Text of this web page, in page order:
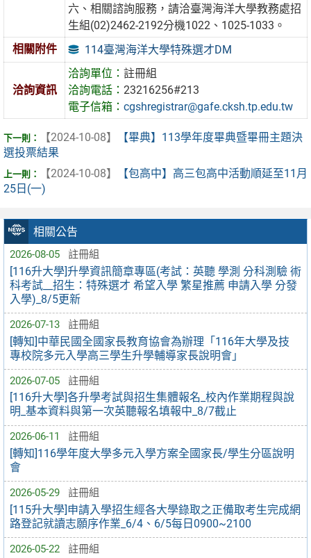
相關公告
2026-08-05 註冊組
[116升大學]升學資訊簡章專區(考試：英聽 學測 分科測驗 術
科考試__招生：特殊選才 希望入學 繁星推薦 申請入學 分發
入學)_8/5更新
2026-07-13 註冊組
[轉知]中華民國全國家長教育協會為辦理「116年大學及技
專校院多元入學高三學生升學輔導家長說明會」
2026-07-05 註冊組
[116升大學]各升學考試與招生集體報名_校內作業期程與說
明_基本資料與第一次英聽報名填報中_8/7截止
2026-06-11 註冊組
[轉知]116學年度大學多元入學方案全國家長/學生分區說明
會
2026-05-29 註冊組
[115升大學]申請入學招生經各大學錄取之正備取考生完成網
路登記就讀志願序作業_6/4、6/5每日0900~2100
2026-05-22 註冊組
六、相關諮詢服務，請洽臺灣海洋大學教務處招
生組(02)2462-2192分機1022、1025-1033。
相關附件
114臺灣海洋大學特殊選才DM
洽詢資訊
洽詢單位：註冊組
洽詢電話：23216256#213
電子信箱：cgshregistrar@gafe.cksh.tp.edu.tw
【2024-10-08】
【畢典】113學年度畢典暨畢冊主題決
選投票結果
【2024-10-08】
【包高中】高三包高中活動順延至11月
25日(一)